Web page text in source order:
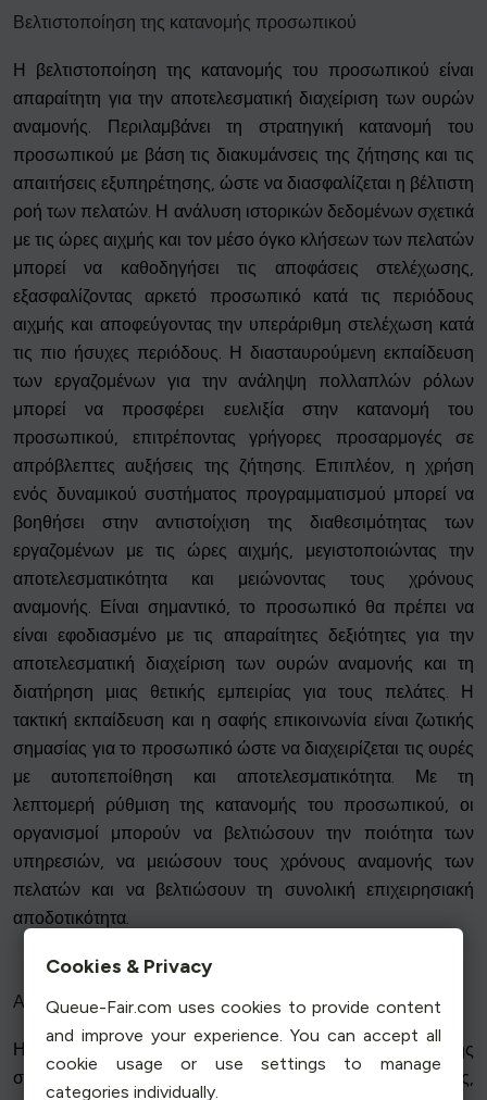
Βελτιστοποίηση της κατανομής προσωπικού
Η βελτιστοποίηση της κατανομής του προσωπικού είναι
απαραίτητη για την αποτελεσματική διαχείριση των ουρών
αναμονής. Περιλαμβάνει τη στρατηγική κατανομή του
προσωπικού με βάση τις διακυμάνσεις της ζήτησης και τις
απαιτήσεις εξυπηρέτησης, ώστε να διασφαλίζεται η βέλτιστη
ροή των πελατών. Η ανάλυση ιστορικών δεδομένων σχετικά
με τις ώρες αιχμής και τον μέσο όγκο κλήσεων των πελατών
μπορεί να καθοδηγήσει τις αποφάσεις στελέχωσης,
εξασφαλίζοντας αρκετό προσωπικό κατά τις περιόδους
αιχμής και αποφεύγοντας την υπεράριθμη στελέχωση κατά
τις πιο ήσυχες περιόδους. Η διασταυρούμενη εκπαίδευση
των εργαζομένων για την ανάληψη πολλαπλών ρόλων
μπορεί να προσφέρει ευελιξία στην κατανομή του
προσωπικού, επιτρέποντας γρήγορες προσαρμογές σε
απρόβλεπτες αυξήσεις της ζήτησης. Επιπλέον, η χρήση
ενός δυναμικού συστήματος προγραμματισμού μπορεί να
βοηθήσει στην αντιστοίχιση της διαθεσιμότητας των
εργαζομένων με τις ώρες αιχμής, μεγιστοποιώντας την
αποτελεσματικότητα και μειώνοντας τους χρόνους
αναμονής. Είναι σημαντικό, το προσωπικό θα πρέπει να
είναι εφοδιασμένο με τις απαραίτητες δεξιότητες για την
αποτελεσματική διαχείριση των ουρών αναμονής και τη
διατήρηση μιας θετικής εμπειρίας για τους πελάτες. Η
τακτική εκπαίδευση και η σαφής επικοινωνία είναι ζωτικής
σημασίας για το προσωπικό ώστε να διαχειρίζεται τις ουρές
με αυτοπεποίθηση και αποτελεσματικότητα. Με τη
λεπτομερή ρύθμιση της κατανομής του προσωπικού, οι
οργανισμοί μπορούν να βελτιώσουν την ποιότητα των
υπηρεσιών, να μειώσουν τους χρόνους αναμονής των
πελατών και να βελτιώσουν τη συνολική επιχειρησιακή
αποδοτικότητα.
Αξιοποίηση τεχνολογικών λύσεων
Η ενσωμάτωση των τεχνολογικών λύσεων είναι ζωτικής
σημασίας για τη σύγχρονη διαχείριση ουρών αναμονής,
Cookies & Privacy
Queue-Fair.com uses cookies to provide content
and improve your experience. You can accept all
cookie usage or use settings to manage
categories individually.